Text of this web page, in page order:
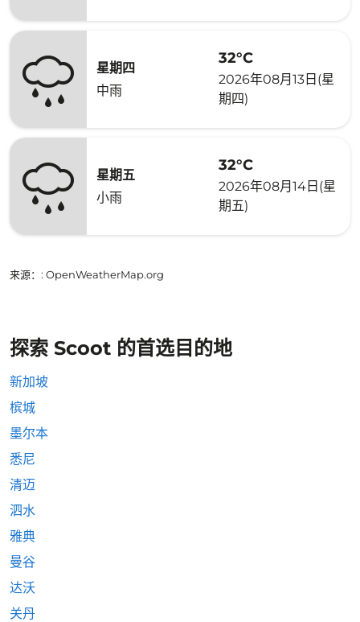
星期四
中雨
32°C
2026年08月13日(星
期四)
星期五
小雨
32°C
2026年08月14日(星
期五)
来源： : OpenWeatherMap.org
探索 Scoot 的首选目的地
新加坡
槟城
墨尔本
悉尼
清迈
泗水
雅典
曼谷
达沃
关丹